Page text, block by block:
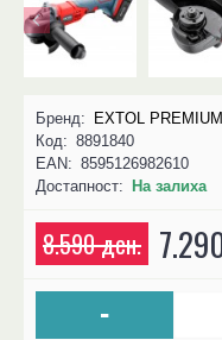
Бренд: EXTOL PREMIUM
Код: 8891840
EAN: 8595126982610
Достапност: На залиха
8.590 ден.
-